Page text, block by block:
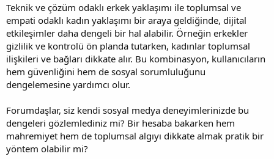
Teknik ve çözüm odaklı erkek yaklaşımı ile toplumsal ve
empati odaklı kadın yaklaşımı bir araya geldiğinde, dijital
etkileşimler daha dengeli bir hal alabilir. Örneğin erkekler
gizlilik ve kontrolü ön planda tutarken, kadınlar toplumsal
ilişkileri ve bağları dikkate alır. Bu kombinasyon, kullanıcıların
hem güvenliğini hem de sosyal sorumluluğunu
dengelemesine yardımcı olur.
Forumdaşlar, siz kendi sosyal medya deneyimlerinizde bu
dengeleri gözlemlediniz mi? Bir hesaba bakarken hem
mahremiyet hem de toplumsal algıyı dikkate almak pratik bir
yöntem olabilir mi?